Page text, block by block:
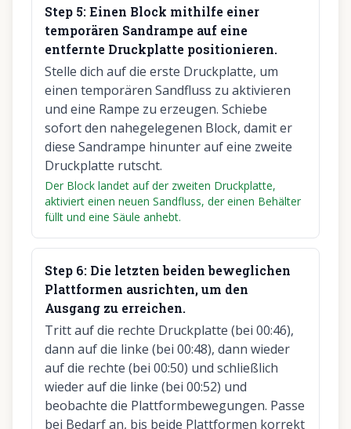
Step 5:Einen Block mithilfe einer
temporären Sandrampe auf eine
entfernte Druckplatte positionieren.
Stelle dich auf die erste Druckplatte, um
einen temporären Sandfluss zu aktivieren
und eine Rampe zu erzeugen. Schiebe
sofort den nahegelegenen Block, damit er
diese Sandrampe hinunter auf eine zweite
Druckplatte rutscht.
Der Block landet auf der zweiten Druckplatte,
aktiviert einen neuen Sandfluss, der einen Behälter
füllt und eine Säule anhebt.
Step 6: Die letzten beiden beweglichen
Plattformen ausrichten, um den
Ausgang zu erreichen.
Tritt auf die rechte Druckplatte (bei 00:46),
dann auf die linke (bei 00:48), dann wieder
auf die rechte (bei 00:50) und schließlich
wieder auf die linke (bei 00:52) und
beobachte die Plattformbewegungen. Passe
bei Bedarf an, bis beide Plattformen korrekt